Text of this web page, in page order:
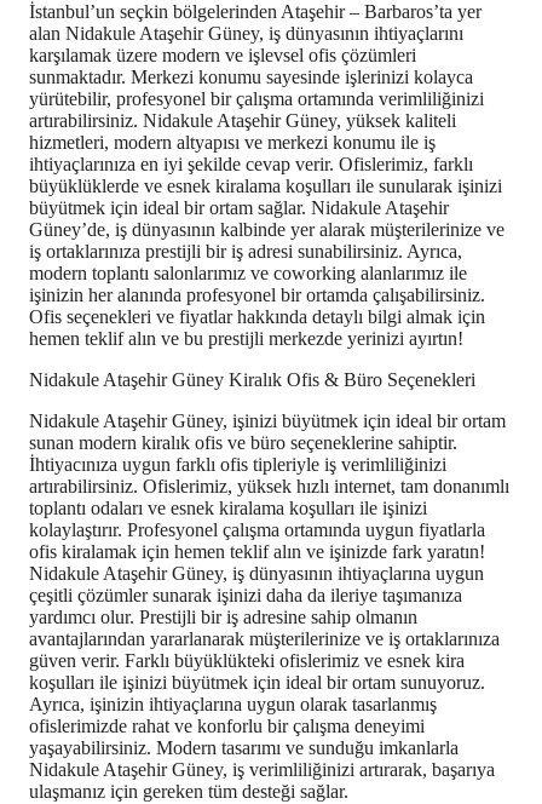
İstanbul’un seçkin bölgelerinden Ataşehir – Barbaros’ta yer
alan Nidakule Ataşehir Güney, iş dünyasının ihtiyaçlarını
karşılamak üzere modern ve işlevsel ofis çözümleri
sunmaktadır. Merkezi konumu sayesinde işlerinizi kolayca
yürütebilir, profesyonel bir çalışma ortamında verimliliğinizi
artırabilirsiniz. Nidakule Ataşehir Güney, yüksek kaliteli
hizmetleri, modern altyapısı ve merkezi konumu ile iş
ihtiyaçlarınıza en iyi şekilde cevap verir. Ofislerimiz, farklı
büyüklüklerde ve esnek kiralama koşulları ile sunularak işinizi
büyütmek için ideal bir ortam sağlar. Nidakule Ataşehir
Güney’de, iş dünyasının kalbinde yer alarak müşterilerinize ve
iş ortaklarınıza prestijli bir iş adresi sunabilirsiniz. Ayrıca,
modern toplantı salonlarımız ve coworking alanlarımız ile
işinizin her alanında profesyonel bir ortamda çalışabilirsiniz.
Ofis seçenekleri ve fiyatlar hakkında detaylı bilgi almak için
hemen teklif alın ve bu prestijli merkezde yerinizi ayırtın!
Nidakule Ataşehir Güney Kiralık Ofis & Büro Seçenekleri
Nidakule Ataşehir Güney, işinizi büyütmek için ideal bir ortam
sunan modern kiralık ofis ve büro seçeneklerine sahiptir.
İhtiyacınıza uygun farklı ofis tipleriyle iş verimliliğinizi
artırabilirsiniz. Ofislerimiz, yüksek hızlı internet, tam donanımlı
toplantı odaları ve esnek kiralama koşulları ile işinizi
kolaylaştırır. Profesyonel çalışma ortamında uygun fiyatlarla
ofis kiralamak için hemen teklif alın ve işinizde fark yaratın!
Nidakule Ataşehir Güney, iş dünyasının ihtiyaçlarına uygun
çeşitli çözümler sunarak işinizi daha da ileriye taşımanıza
yardımcı olur. Prestijli bir iş adresine sahip olmanın
avantajlarından yararlanarak müşterilerinize ve iş ortaklarınıza
güven verir. Farklı büyüklükteki ofislerimiz ve esnek kira
koşulları ile işinizi büyütmek için ideal bir ortam sunuyoruz.
Ayrıca, işinizin ihtiyaçlarına uygun olarak tasarlanmış
ofislerimizde rahat ve konforlu bir çalışma deneyimi
yaşayabilirsiniz. Modern tasarımı ve sunduğu imkanlarla
Nidakule Ataşehir Güney, iş verimliliğinizi artırarak, başarıya
ulaşmanız için gereken tüm desteği sağlar.